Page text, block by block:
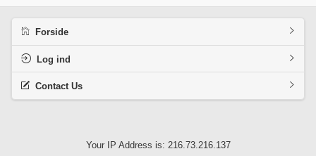
Forside
Log ind
Contact Us
Your IP Address is: 216.73.216.137